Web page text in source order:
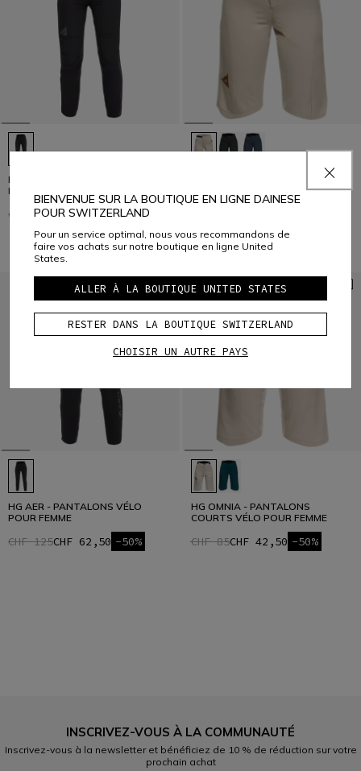
HG ROX - PANTALONS VÉLO
POUR FEMME
CHF 145CHF 72,50 -50%
HG AER - PANTALONS COURTS
HG AER - PANTALONS VÉLO
POUR FEMME
CHF 125CHF 62,50 -50%
HG OMNIA - PANTALONS
COURTS VÉLO POUR FEMME
CHF 85CHF 42,50 -50%
INSCRIVEZ-VOUS À LA COMMUNAUTÉ
Inscrivez-vous à la newsletter et bénéficiez de 10 % de réduction sur votre
prochain achat
BIENVENUE SUR LA BOUTIQUE EN LIGNE DAINESE
POUR SWITZERLAND
Pour un service optimal, nous vous recommandons de
faire vos achats sur notre boutique en ligne United
States.
ALLER À LA BOUTIQUE UNITED STATES
RESTER DANS LA BOUTIQUE SWITZERLAND
CHOISIR UN AUTRE PAYS